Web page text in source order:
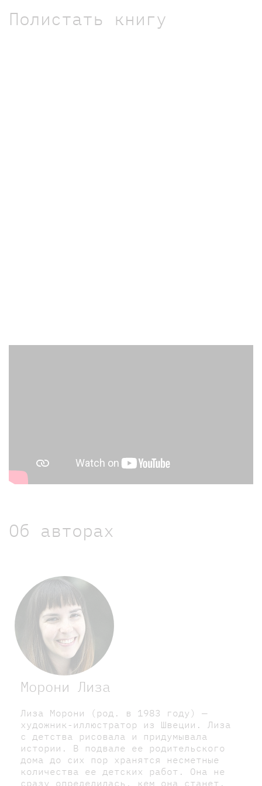
Полистать книгу
Об авторах
Морони Лиза
Лиза Морони (род. в 1983 году) —
художник-иллюстратор из Швеции. Лиза
с детства рисовала и придумывала
истории. В подвале ее родительского
дома до сих пор хранятся несметные
количества ее детских работ. Она не
сразу определилась, кем она станет.